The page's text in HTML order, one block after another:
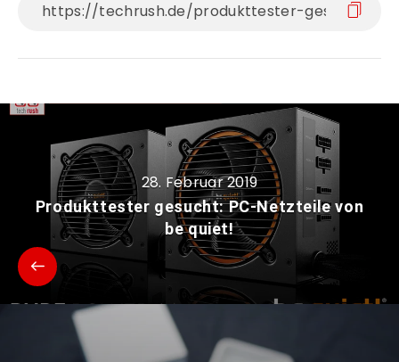
28. Februar 2019
Produkttester gesucht: PC-Netzteile von
be quiet!